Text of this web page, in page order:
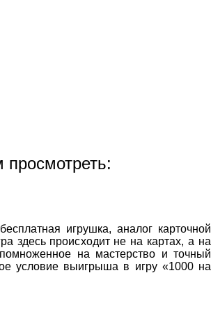
игрушка, аналог карточной
здесь происходит не на картах, а на
на мастерство и точный
условие выигрыша в игру «1000 на